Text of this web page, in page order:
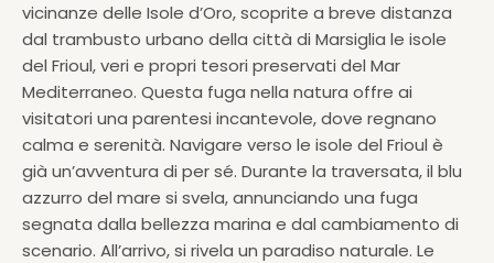
vicinanze delle Isole d’Oro, scoprite a breve distanza
dal trambusto urbano della città di Marsiglia le isole
del Frioul, veri e propri tesori preservati del Mar
Mediterraneo. Questa fuga nella natura offre ai
visitatori una parentesi incantevole, dove regnano
calma e serenità. Navigare verso le isole del Frioul è
già un’avventura di per sé. Durante la traversata, il blu
azzurro del mare si svela, annunciando una fuga
segnata dalla bellezza marina e dal cambiamento di
scenario. All’arrivo, si rivela un paradiso naturale. Le